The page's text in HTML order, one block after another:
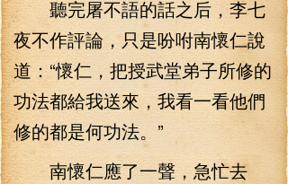
聽完屠不語的話之后，李七
夜不作評論，只是吩咐南懷仁說
道：“懷仁，把授武堂弟子所修的
功法都給我送來，我看一看他們
修的都是何功法。”
南懷仁應了一聲，急忙去